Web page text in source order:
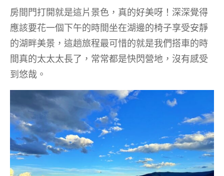
房間門打開就是這片景色，真的好美呀！深深覺得
應該要花一個下午的時間坐在湖邊的椅子享受安靜
的湖畔美景，這趟旅程最可惜的就是我們搭車的時
間真的太太太長了，常常都是快閃營地，沒有感受
到悠哉。